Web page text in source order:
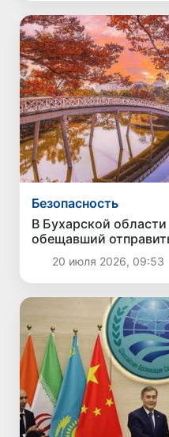
Безопасность
В Бухарской
обещавший
Корею за 8 тысяч
20 июля 2026, 09:53